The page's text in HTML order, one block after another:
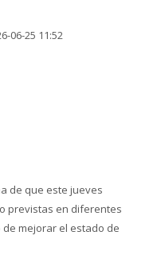
06-25 11:52
de que este jueves
previstas en diferentes
mejorar el estado de